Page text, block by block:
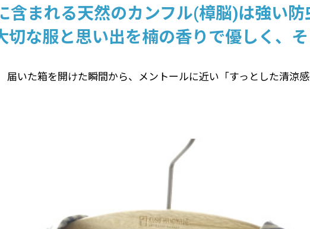
含まれる天然のカンフル(樟脳)は強い防
切な服と思い出を楠の香りで優しく、そ
届いた箱を開けた瞬間から、メントールに近い「すっとした清涼感